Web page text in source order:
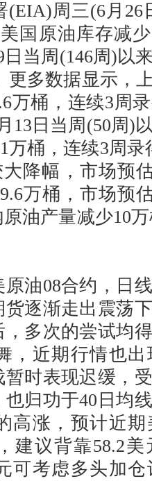
周三(6月26
国原油库存减少
日当周(146周)以
更多数据显示，
万桶，连续3周
13日当周(50周)
万桶，连续3周录
降幅，市场预
万桶，市场预
油产量减少10
08合约，日线
逐渐走出震荡
多次的尝试均
，近期行情也
时表现迟缓，
归功于40日均
高涨，预计近
建议背靠58.2
可考虑多头加